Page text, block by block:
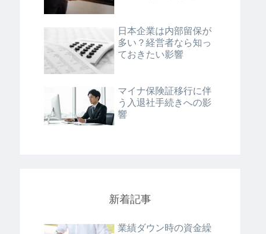
日本企業は内部留保が
多い？経営者なら知っ
ておきたい影響
マイナ保険証移行に伴
う入退社手続きへの影
響
新着記事
業績ダウン時の資金繰